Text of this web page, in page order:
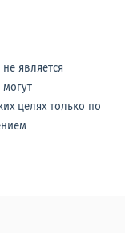
является
целях только по